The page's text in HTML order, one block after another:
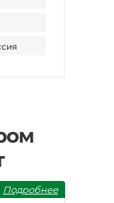
Подробнее